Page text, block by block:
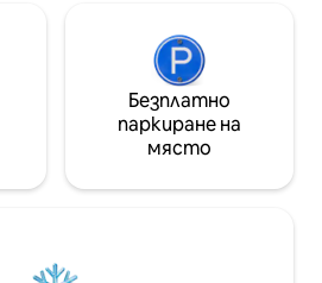
Безплатно
паркиране на
място